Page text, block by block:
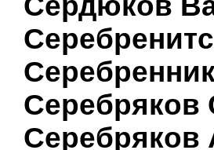
Серебряков
Серебряков